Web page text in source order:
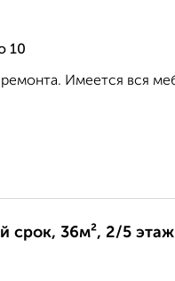
10
Имеется вся
срок, 36м², 2/5 этаж